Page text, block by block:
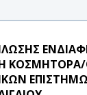
ΚΟΣΜΗΤΟΡΑ/